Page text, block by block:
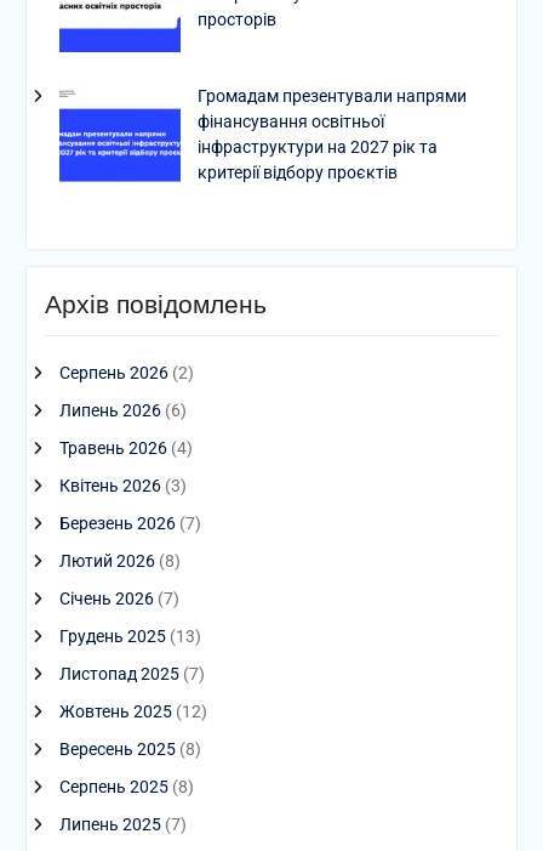
просторів
Громадам презентували напрями
фінансування освітньої
інфраструктури на 2027 рік та
критерії відбору проєктів
Архів повідомлень
Серпень 2026(2)
Липень 2026(6)
Травень 2026(4)
Квітень 2026(3)
Березень 2026(7)
Лютий 2026(8)
Січень 2026(7)
Грудень 2025(13)
Листопад 2025(7)
Жовтень 2025(12)
Вересень 2025(8)
Серпень 2025(8)
Липень 2025(7)